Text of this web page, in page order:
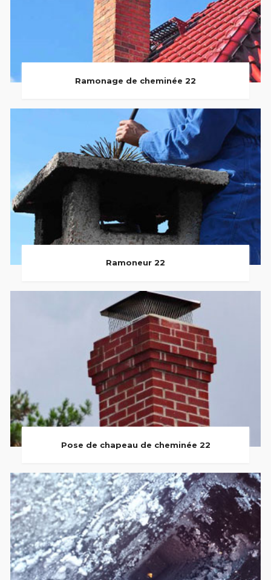
Ramonage de cheminée 22
Ramoneur 22
Pose de chapeau de cheminée 22